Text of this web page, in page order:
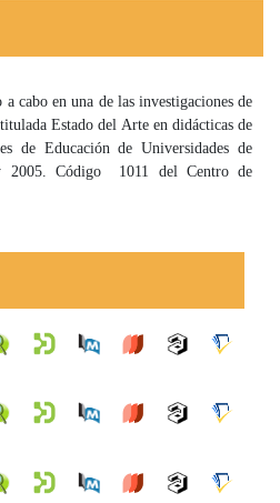
cabo en una de las investigaciones de
Estado del Arte en didácticas de
de Educación de Universidades de
2005. Código 1011 del Centro de